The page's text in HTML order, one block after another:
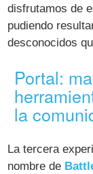
disfrutamos de
pudiendo
desconocidos
Portal:
la
La tercera
nombre de